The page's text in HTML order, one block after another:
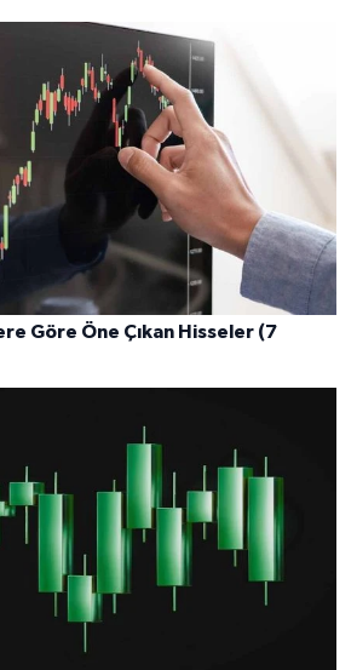
Göre Öne Çıkan Hisseler (7